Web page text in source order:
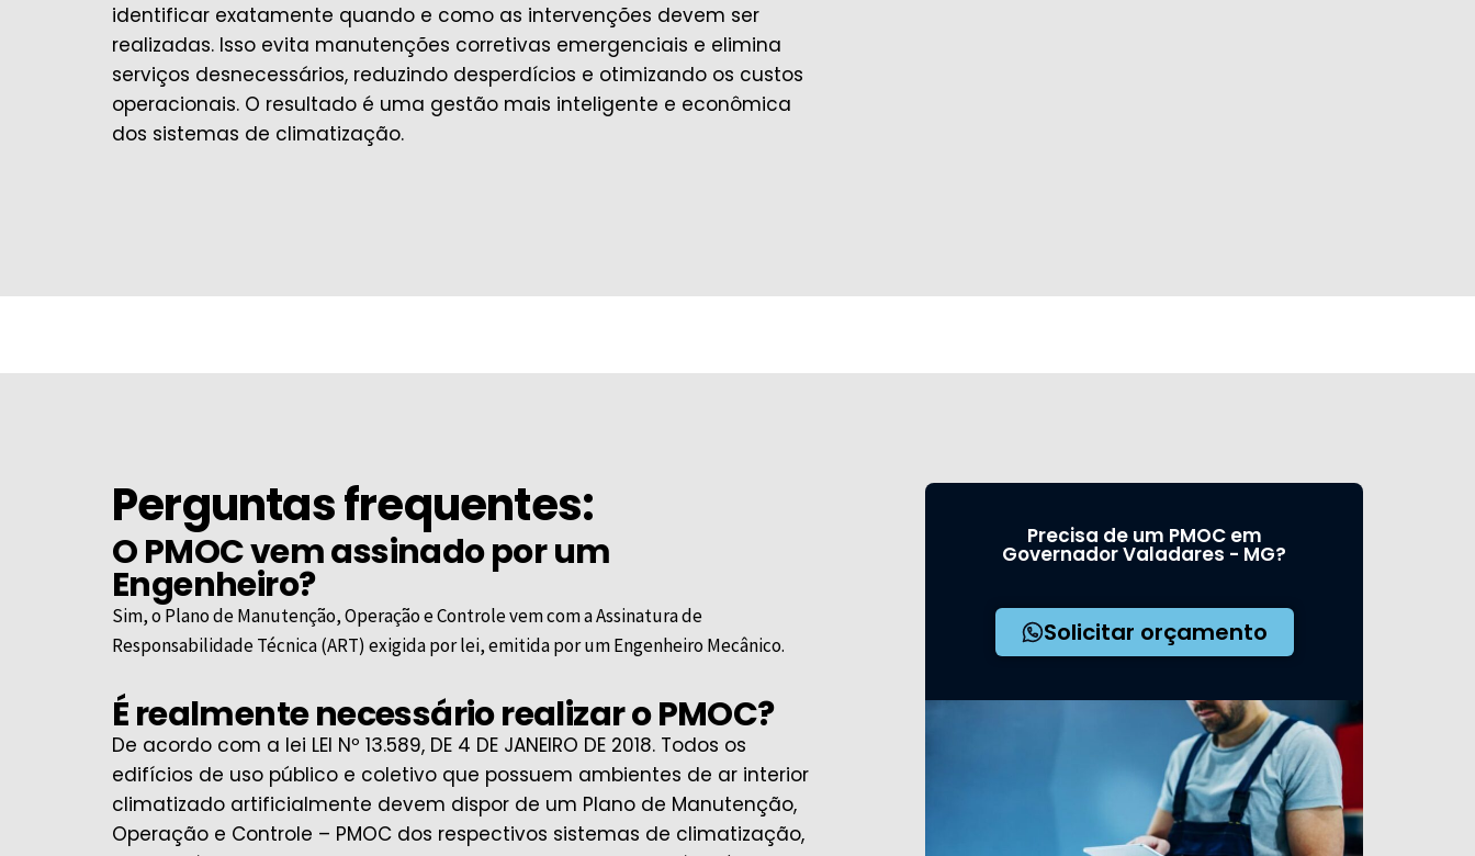
identificar exatamente quando e como as intervenções devem ser
realizadas. Isso evita manutenções corretivas emergenciais e elimina
serviços desnecessários, reduzindo desperdícios e otimizando os custos
operacionais. O resultado é uma gestão mais inteligente e econômica
dos sistemas de climatização.
Perguntas frequentes:
O PMOC vem assinado por um
Engenheiro?
Sim, o Plano de Manutenção, Operação e Controle vem com a Assinatura de
Responsabilidade Técnica (ART) exigida por lei, emitida por um Engenheiro Mecânico.
É realmente necessário realizar o PMOC?
De acordo com a lei LEI Nº 13.589, DE 4 DE JANEIRO DE 2018. Todos os
edifícios de uso público e coletivo que possuem ambientes de ar interior
climatizado artificialmente devem dispor de um Plano de Manutenção,
Operação e Controle – PMOC dos respectivos sistemas de climatização,
Precisa de um PMOC em
Governador Valadares - MG?
Solicitar orçamento